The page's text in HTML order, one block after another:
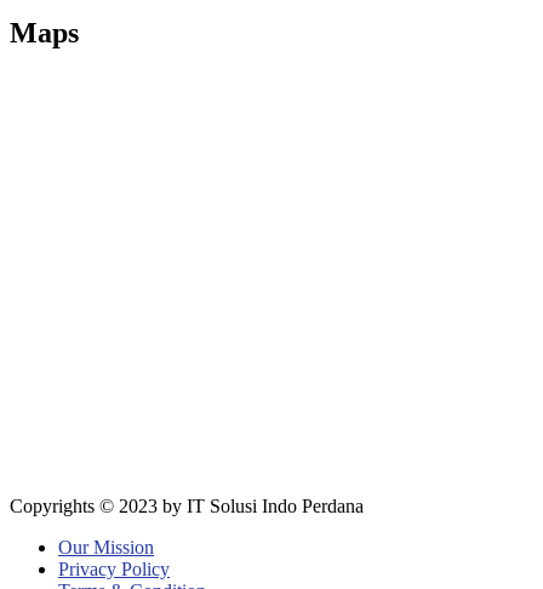
Maps
Copyrights © 2023 by IT Solusi Indo Perdana
Our Mission
Privacy Policy